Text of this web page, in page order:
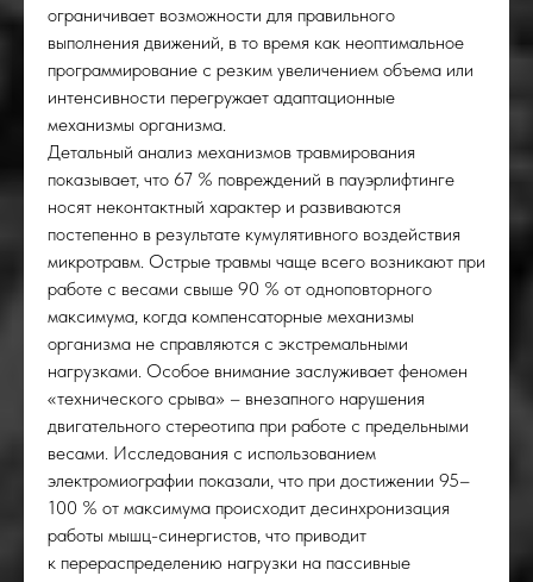
ограничивает возможности для правильного
выполнения движений, в то время как неоптимальное
программирование с резким увеличением объема или
интенсивности перегружает адаптационные
механизмы организма.
Детальный анализ механизмов травмирования
показывает, что 67 % повреждений в пауэрлифтинге
носят неконтактный характер и развиваются
постепенно в результате кумулятивного воздействия
микротравм. Острые травмы чаще всего возникают при
работе с весами свыше 90 % от одноповторного
максимума, когда компенсаторные механизмы
организма не справляются с экстремальными
нагрузками. Особое внимание заслуживает феномен
«технического срыва» – внезапного нарушения
двигательного стереотипа при работе с предельными
весами. Исследования с использованием
электромиографии показали, что при достижении 95–
100 % от максимума происходит десинхронизация
работы мышц-синергистов, что приводит
к перераспределению нагрузки на пассивные